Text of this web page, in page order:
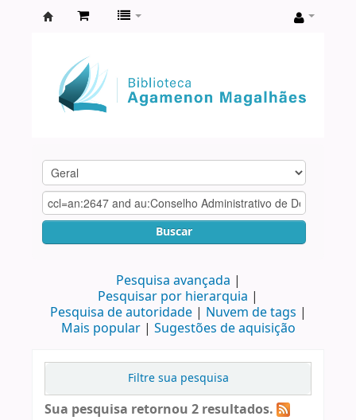
Agamenon
Magalhães
Buscar
Pesquisa avançada
Pesquisar por hierarquia
Pesquisa de autoridade
Nuvem de tags
Mais popular
Sugestões de aquisição
Filtre sua pesquisa
Sua pesquisa retornou 2 resultados.